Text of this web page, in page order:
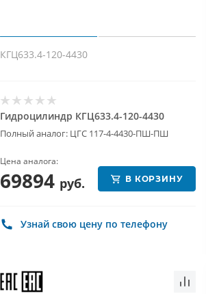
КГЦ633.4-120-4430
Гидроцилиндр КГЦ633.4-120-4430
Полный аналог: ЦГС 117-4-4430-ПШ-ПШ
Цена аналога:
69894 руб. В КОРЗИНУ
Узнай свою цену по телефону